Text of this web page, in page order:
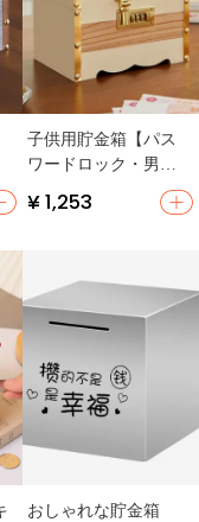
子供用貯金箱【パス
ワードロック・男の
子・女の子・高級感
あり】
¥ 1,253
おしゃれな貯金箱